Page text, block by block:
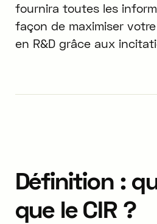
fournira toutes les
façon de maximiser
en R&D grâce aux
Définition :
que le CIR ?